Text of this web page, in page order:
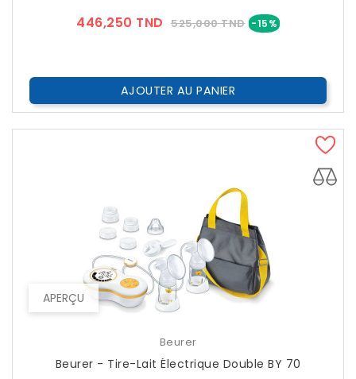
446,250 TND Prix
525,000 TND -15%Prix
AJOUTER AU PANIER
APERÇU
Beurer
Beurer - Tire-Lait Électrique Double BY 70